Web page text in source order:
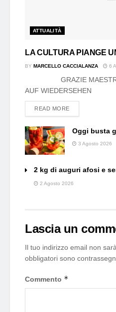
ATTUALITÀ
LA CULTURA PIANGE
BY MARCELLO CACCIALANZA 6
GRAZIE MAESTRO
AUF WIEDERSEHEN
READ MOREDETAILS
Oggi busta
3 Agosto 2026
2 kg di auguri afosi e
2 Agosto 2026
Lascia un
Il tuo indirizzo email non
obbligatori sono
Commento *